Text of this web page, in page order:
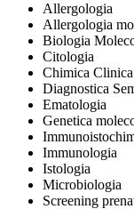
Allergologia
Allergologia
Biologia
Citologia
Chimica Clinica
Diagnostica
Ematologia
Genetica
Immunologia
Istologia
Microbiologia
Screening